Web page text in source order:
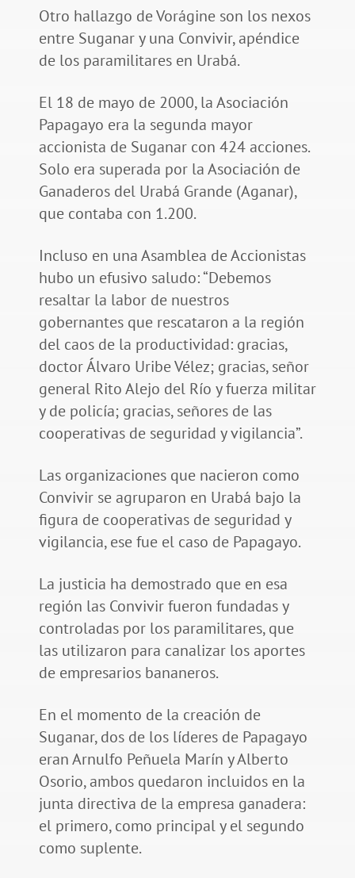
Otro hallazgo de Vorágine son los nexos
entre Suganar y una Convivir, apéndice
de los paramilitares en Urabá.
El 18 de mayo de 2000, la Asociación
Papagayo era la segunda mayor
accionista de Suganar con 424 acciones.
Solo era superada por la Asociación de
Ganaderos del Urabá Grande (Aganar),
que contaba con 1.200.
Incluso en una Asamblea de Accionistas
hubo un efusivo saludo: “Debemos
resaltar la labor de nuestros
gobernantes que rescataron a la región
del caos de la productividad: gracias,
doctor Álvaro Uribe Vélez; gracias, señor
general Rito Alejo del Río y fuerza militar
y de policía; gracias, señores de las
cooperativas de seguridad y vigilancia”.
Las organizaciones que nacieron como
Convivir se agruparon en Urabá bajo la
figura de cooperativas de seguridad y
vigilancia, ese fue el caso de Papagayo.
La justicia ha demostrado que en esa
región las Convivir fueron fundadas y
controladas por los paramilitares, que
las utilizaron para canalizar los aportes
de empresarios bananeros.
En el momento de la creación de
Suganar, dos de los líderes de Papagayo
eran Arnulfo Peñuela Marín y Alberto
Osorio, ambos quedaron incluidos en la
junta directiva de la empresa ganadera:
el primero, como principal y el segundo
como suplente.